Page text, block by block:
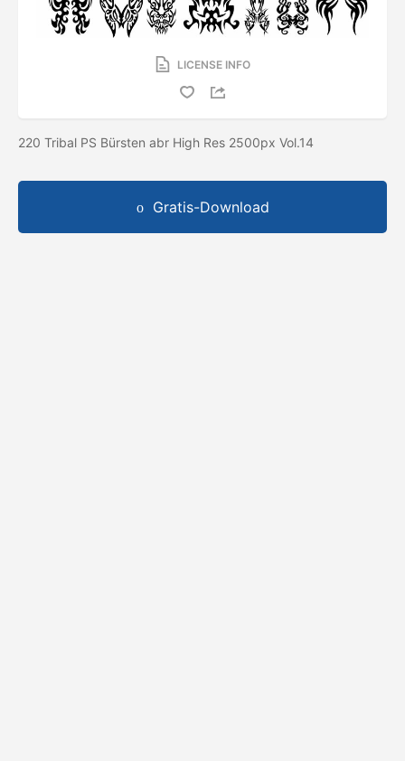
LICENSE INFO
220 Tribal PS Bürsten abr High Res 2500px Vol.14
Gratis-Download